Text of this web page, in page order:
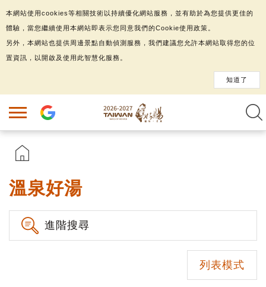
溫泉好湯
進階搜尋
列表模式
本網站使用cookies等相關技術以持續優化網站服務，並有助於為您提供更佳的
體驗，當您繼續使用本網站即表示您同意我們的Cookie使用政策。
另外，本網站也提供周邊景點自動偵測服務，我們建議您允許本網站取得您的位
置資訊，以開啟及使用此智慧化服務。
知道了